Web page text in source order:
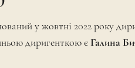
у жовтні 2022 року
диригенткою є Галина